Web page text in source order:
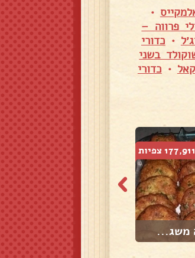
•
פרווה –
• כדורי
בשני
• כדורי
177,911 צפיות
משג...